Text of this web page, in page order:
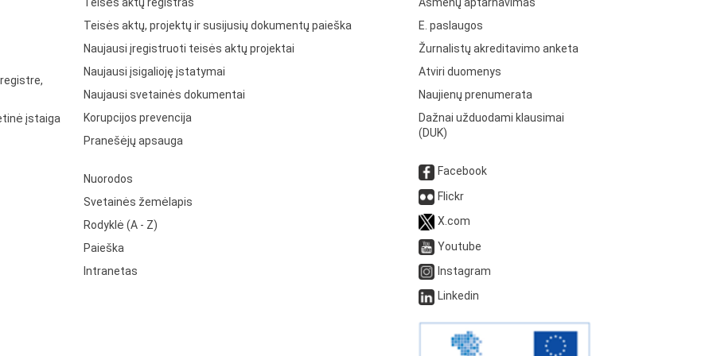
įstaiga
Teisės aktų registras
Teisės aktų, projektų ir susijusių dokumentų paieška
Naujausi įregistruoti teisės aktų projektai
Naujausi įsigalioję įstatymai
Naujausi svetainės dokumentai
Korupcijos prevencija
Pranešėjų apsauga
Nuorodos
Svetainės žemėlapis
Rodyklė (A - Z)
Paieška
Intranetas
Asmenų aptarnavimas
E. paslaugos
Žurnalistų akreditavimo anketa
Atviri duomenys
Naujienų prenumerata
Dažnai užduodami klausimai
(DUK)
Facebook
Flickr
X.com
Youtube
Instagram
Linkedin